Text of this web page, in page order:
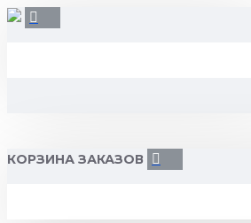
КОРЗИНА ЗАКАЗОВ